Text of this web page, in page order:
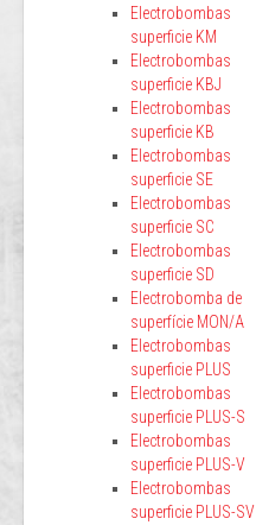
Electrobombas
superficie KM
Electrobombas
superficie KBJ
Electrobombas
superficie KB
Electrobombas
superficie SE
Electrobombas
superficie SC
Electrobombas
superficie SD
Electrobomba de
superfície MON/A
Electrobombas
superficie PLUS
Electrobombas
superficie PLUS-S
Electrobombas
superficie PLUS-V
Electrobombas
superficie PLUS-SV